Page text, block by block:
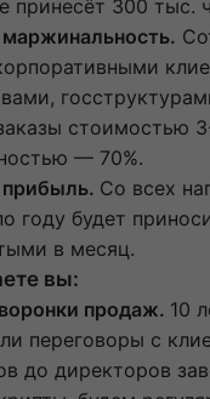
принесёт 300 тыс.
стоимостью
— 70%.
Со всех
году будет
в месяц.
вы:
продаж. 10
переговоры с
до директоров